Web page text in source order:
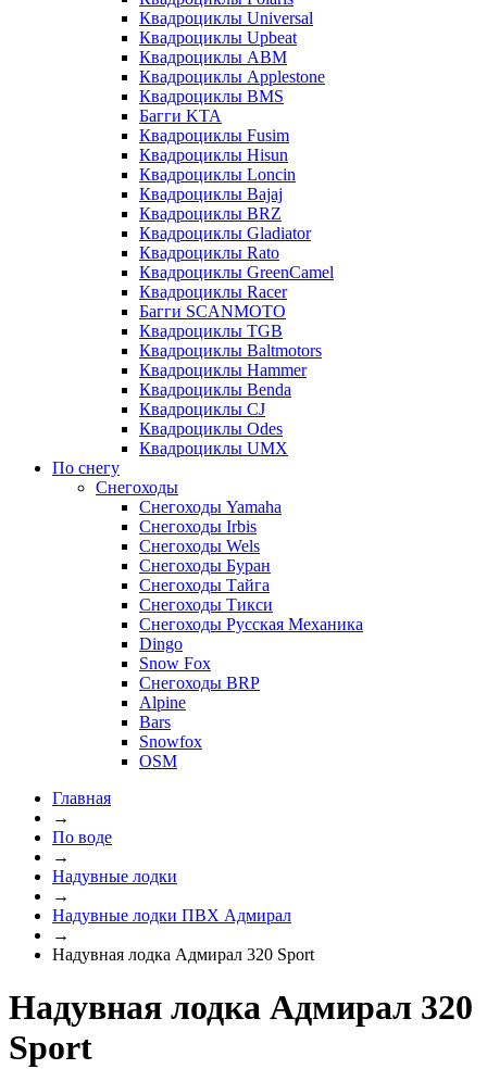
Квадроциклы Universal
Квадроциклы Upbeat
Квадроциклы ABM
Квадроциклы Applestone
Квадроциклы BMS
Багги KTA
Квадроциклы Fusim
Квадроциклы Hisun
Квадроциклы Loncin
Квадроциклы Bajaj
Квадроциклы BRZ
Квадроциклы Gladiator
Квадроциклы Rato
Квадроциклы GreenCamel
Квадроциклы Racer
Багги SCANMOTO
Квадроциклы TGB
Квадроциклы Baltmotors
Квадроциклы Hammer
Квадроциклы Benda
Квадроциклы CJ
Квадроциклы Odes
Квадроциклы UMX
По снегу
Снегоходы
Снегоходы Yamaha
Снегоходы Irbis
Снегоходы Wels
Снегоходы Буран
Снегоходы Тайга
Снегоходы Тикси
Снегоходы Русская Механика
Dingo
Snow Fox
Снегоходы BRP
Alpine
Bars
Snowfox
OSM
Главная
→
По воде
→
Надувные лодки
→
Надувные лодки ПВХ Адмирал
→
Надувная лодка Адмирал 320 Sport
Надувная лодка Адмирал 320
Sport